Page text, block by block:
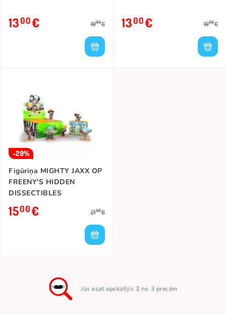
1300€ 1900€ 1300€ 1900€
-29%
Figūriņa MIGHTY JAXX OP
FREENY'S HIDDEN
DISSECTIBLES
1500€ 2100€
Jūs esat apskatījis 3 no 3 precēm